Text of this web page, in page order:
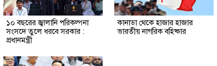
১০ বছরের জ্বালানি পরিকল্পনা
সংসদে তুলে ধরবে সরকার :
প্রধানমন্ত্রী
কানাডা থেকে হাজার হাজার
ভারতীয় নাগরিক বহিষ্কার